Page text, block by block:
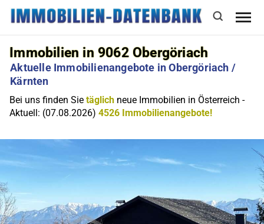
Immobilien in 9062 Obergöriach
Aktuelle Immobilienangebote in Obergöriach /
Kärnten
Bei uns finden Sietäglich neue Immobilien in Österreich -
Aktuell: (07.08.2026)4526 Immobilienangebote!